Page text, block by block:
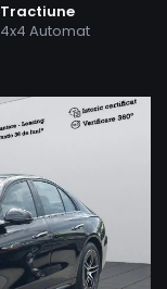
Tractiune
4x4 Automat